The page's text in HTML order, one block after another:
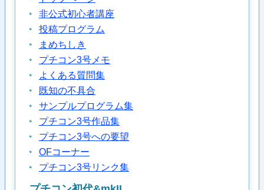
非公式初心者講座
投稿プログラム
まめちしき
プチコン3号メモ
よくある質問集
既知の不具合
サンプルプログラム集
プチコン3号作品集
プチコン3号への要望
OFコーナー
プチコン3号リンク集